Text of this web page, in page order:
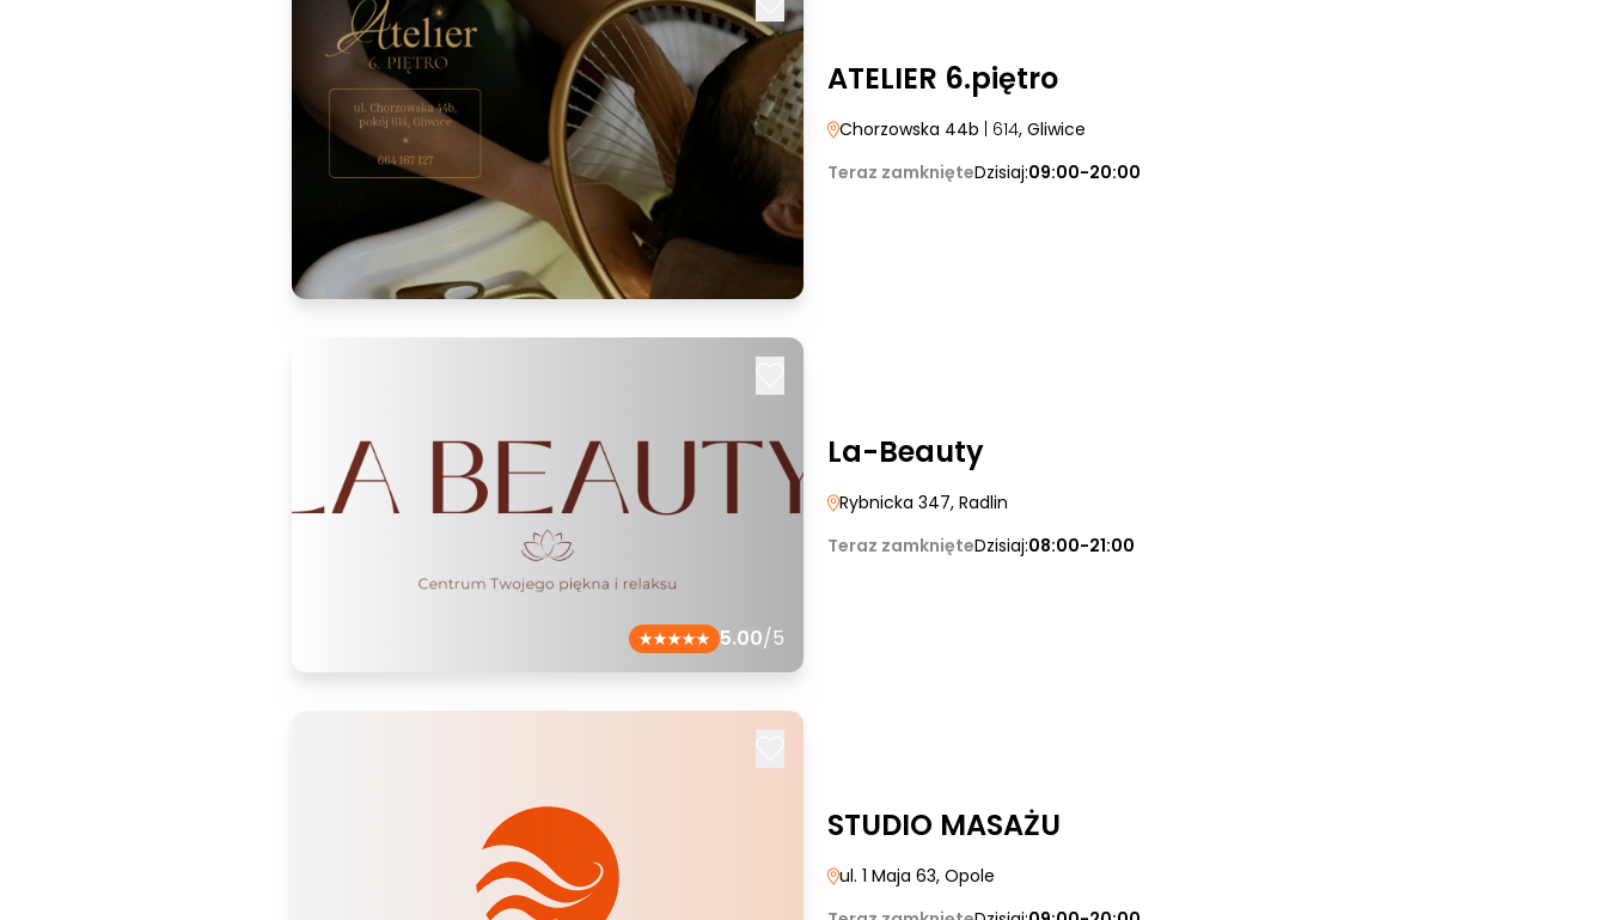
ATELIER 6.piętro
Chorzowska 44b | 614, Gliwice
Teraz zamknięteDzisiaj:09:00-20:00
5.00/5
La-Beauty
Rybnicka 347, Radlin
Teraz zamknięteDzisiaj:08:00-21:00
STUDIO MASAŻU
ul. 1 Maja 63, Opole